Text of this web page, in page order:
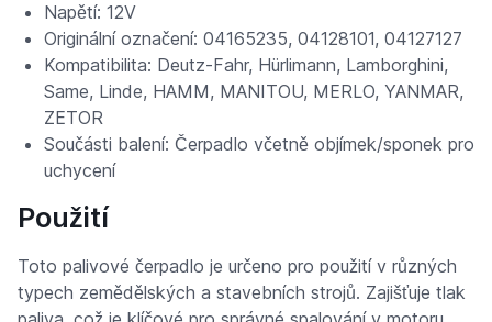
Napětí: 12V
Originální označení: 04165235, 04128101, 04127127
Kompatibilita: Deutz-Fahr, Hürlimann, Lamborghini,
Same, Linde, HAMM, MANITOU, MERLO, YANMAR,
ZETOR
Součásti balení: Čerpadlo včetně objímek/sponek pro
uchycení
Použití
Toto palivové čerpadlo je určeno pro použití v různých
typech zemědělských a stavebních strojů. Zajišťuje tlak